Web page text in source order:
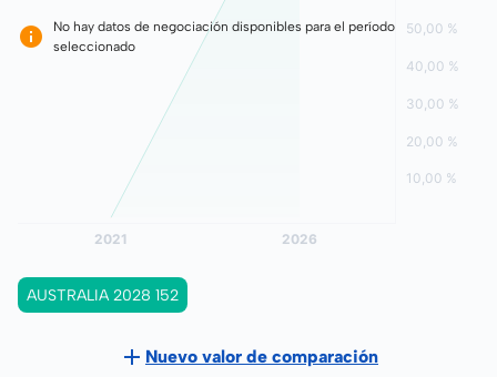
No hay datos de negociación disponibles para el período
seleccionado
AUSTRALIA 2028 152
Nuevo valor de comparación